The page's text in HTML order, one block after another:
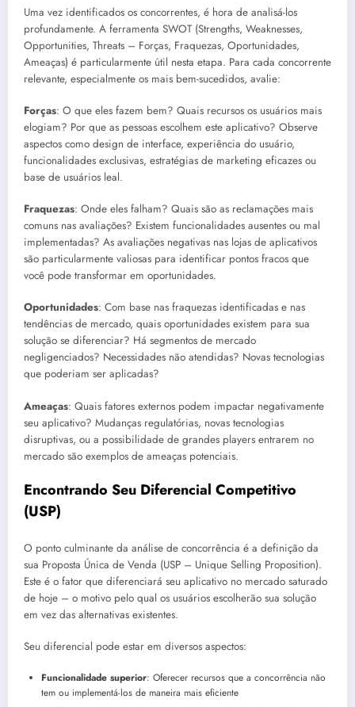
Uma vez identificados os concorrentes, é hora de analisá-los
profundamente. A ferramenta SWOT (Strengths, Weaknesses,
Opportunities, Threats – Forças, Fraquezas, Oportunidades,
Ameaças) é particularmente útil nesta etapa. Para cada concorrente
relevante, especialmente os mais bem-sucedidos, avalie:
Forças: O que eles fazem bem? Quais recursos os usuários mais
elogiam? Por que as pessoas escolhem este aplicativo? Observe
aspectos como design de interface, experiência do usuário,
funcionalidades exclusivas, estratégias de marketing eficazes ou
base de usuários leal.
Fraquezas: Onde eles falham? Quais são as reclamações mais
comuns nas avaliações? Existem funcionalidades ausentes ou mal
implementadas? As avaliações negativas nas lojas de aplicativos
são particularmente valiosas para identificar pontos fracos que
você pode transformar em oportunidades.
Oportunidades: Com base nas fraquezas identificadas e nas
tendências de mercado, quais oportunidades existem para sua
solução se diferenciar? Há segmentos de mercado
negligenciados? Necessidades não atendidas? Novas tecnologias
que poderiam ser aplicadas?
Ameaças: Quais fatores externos podem impactar negativamente
seu aplicativo? Mudanças regulatórias, novas tecnologias
disruptivas, ou a possibilidade de grandes players entrarem no
mercado são exemplos de ameaças potenciais.
Encontrando Seu Diferencial Competitivo
(USP)
O ponto culminante da análise de concorrência é a definição da
sua Proposta Única de Venda (USP – Unique Selling Proposition).
Este é o fator que diferenciará seu aplicativo no mercado saturado
de hoje – o motivo pelo qual os usuários escolherão sua solução
em vez das alternativas existentes.
Seu diferencial pode estar em diversos aspectos:
Funcionalidade superior: Oferecer recursos que a concorrência não
tem ou implementá-los de maneira mais eficiente